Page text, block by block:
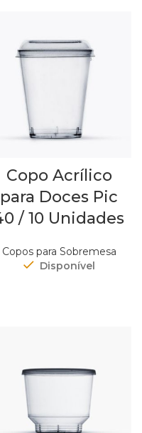
Copo Acrílico
para Doces Pic
/ 10 Unidades
Copos para Sobremesa
Disponível